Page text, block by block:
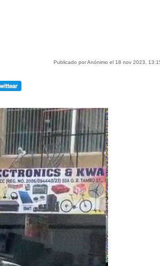
Publicado por Anónimo el 18 nov 2023,